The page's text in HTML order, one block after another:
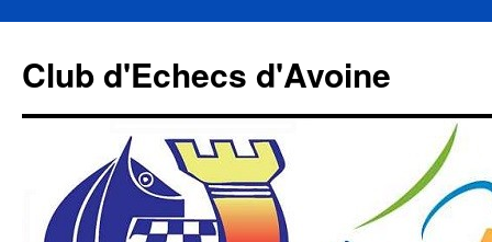
contenu
Club d'Echecs d'Avoine